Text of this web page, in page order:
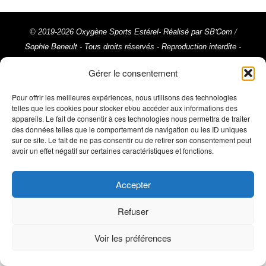
Gérer le consentement
Pour offrir les meilleures expériences, nous utilisons des technologies
telles que les cookies pour stocker et/ou accéder aux informations des
appareils. Le fait de consentir à ces technologies nous permettra de traiter
des données telles que le comportement de navigation ou les ID uniques
sur ce site. Le fait de ne pas consentir ou de retirer son consentement peut
avoir un effet négatif sur certaines caractéristiques et fonctions.
Accepter
Refuser
Voir les préférences
© 2019-2026 Oxygène Sports Estérel- Réalisé par SB'Com /
Sophie Beneult - Tous droits réservés - Reproduction interdite -
©Franck Cluzel, ©Rémy Vroonen, ©La Chaîne du Triathlon ©